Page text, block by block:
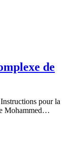
de
pour la
Mohammed…